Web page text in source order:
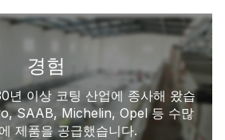
경험
년 이상 코팅 산업에 종사해 왔습
SAAB, Michelin, Opel 등 수많
제품을 공급했습니다.